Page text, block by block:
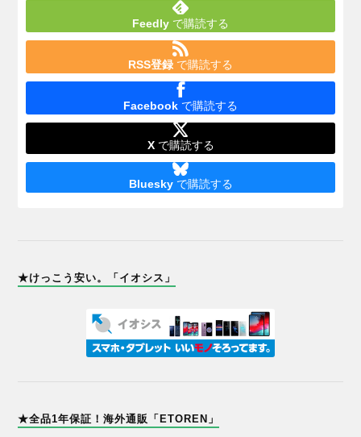
Feedly で購読する
RSS登録 で購読する
Facebook で購読する
Xで購読する
Blueskyで購読する
★けっこう安い。「イオシス」
★全品1年保証！海外通販「ETOREN」